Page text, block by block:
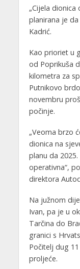
„Cijela
planirana je
Kadrić.
Kao prioriet u
od Poprikuša
kilometra za
Putnikovo
novembru
počinje.
„Veoma brzo
dionica na
planu da
operativna“,
direktora
Na južnom
Ivan, pa je u
Tarčina do
granici s
Počitelj dug
proljeće.